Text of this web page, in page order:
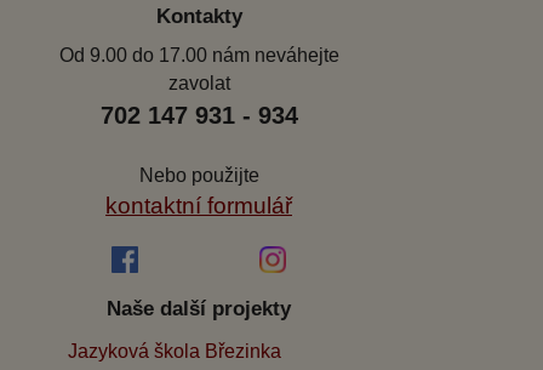
Kontakty
Od 9.00 do 17.00 nám neváhejte
zavolat
702 147 931 - 934
Nebo použijte
kontaktní formulář
Naše další projekty
Jazyková škola Březinka